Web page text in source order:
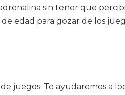
sin tener que
edad para gozar de los
juegos. Te ayudaremos a